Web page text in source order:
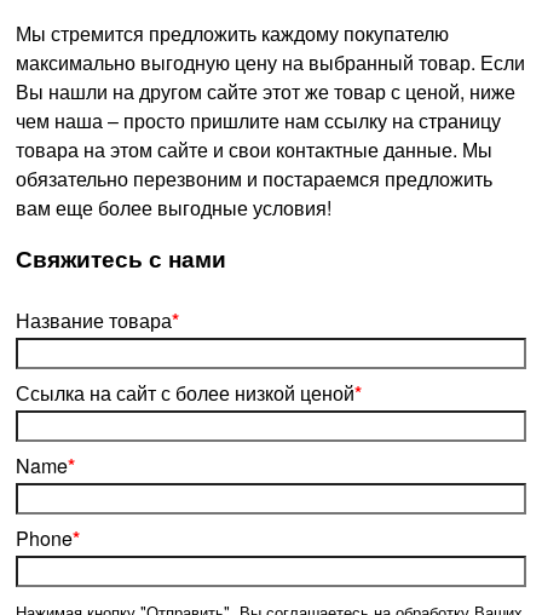
Мы стремится предложить каждому покупателю
максимально выгодную цену на выбранный товар. Если
Вы нашли на другом сайте этот же товар с ценой, ниже
чем наша – просто пришлите нам ссылку на страницу
товара на этом сайте и свои контактные данные. Мы
обязательно перезвоним и постараемся предложить
вам еще более выгодные условия!
­Свяжитесь с нами
Название товара*
Ссылка на сайт с более низкой ценой*
Name*
Phone*